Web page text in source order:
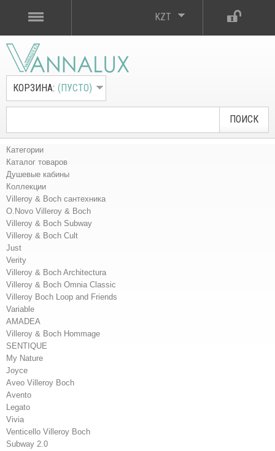
KZT
ПОИСК
КОРЗИНА: (ПУСТО)
Категории
Каталог товаров
Душевые кабины
Коллекции
Villeroy & Boch сантехника
O.Novo Villeroy & Boch
Villeroy & Boch Subway
Villeroy & Boch Cult
Just
Verity
Villeroy & Boch Architectura
Villeroy & Boch Omnia Classic
Villeroy Boch Loop and Friends
Variable
AMADEA
Villeroy & Boch Hommage
SENTIQUE
My Nature
Joyce
Aveo Villeroy Boch
Avento
Legato
Vivia
Venticello Villeroy Boch
Subway 2.0